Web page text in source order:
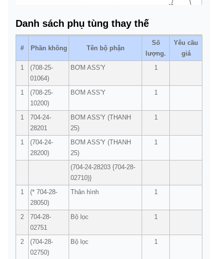
Danh sách phụ tùng thay thế
# Phần không Tên bộ phận
Số
lượng.
Yêu cầu
giá
1
(708-25-
01064)
BƠM ASS'Y 1
1
(708-25-
10200)
BƠM ASS'Y 1
1
704-24-
28201
BƠM ASS'Y (THANH
25)
1
1
(704-24-
28200)
BƠM ASS'Y (THANH
25)
1
(704-24-28203 {704-28-
02710)}
1
(* 704-28-
28050)
Thân hình 1
2
704-28-
02751
Bộ lọc 1
2
(704-28-
02750)
Bộ lọc 1